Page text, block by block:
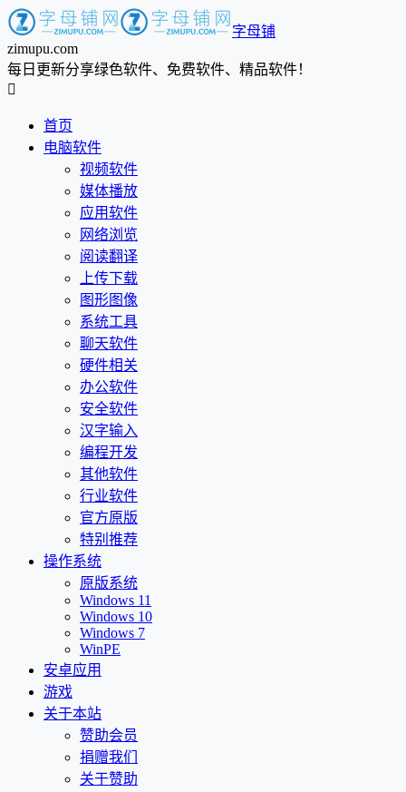
字母铺
zimupu.com
每日更新分享绿色软件、免费软件、精品软件！

首页
电脑软件
视频软件
媒体播放
应用软件
网络浏览
阅读翻译
上传下载
图形图像
系统工具
聊天软件
硬件相关
办公软件
安全软件
汉字输入
编程开发
其他软件
行业软件
官方原版
特别推荐
操作系统
原版系统
Windows 11
Windows 10
Windows 7
WinPE
安卓应用
游戏
关于本站
赞助会员
捐赠我们
关于赞助